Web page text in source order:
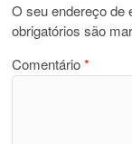
O seu endereço de
obrigatórios são
Comentário*